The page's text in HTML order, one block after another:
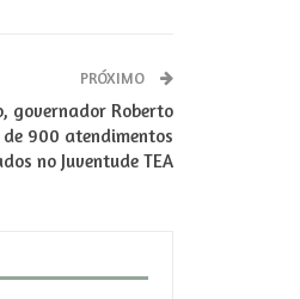
PRÓXIMO
governador Roberto
900 atendimentos
no Juventude TEA